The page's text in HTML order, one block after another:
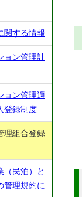
関する情報
ョン管理計
ョン管理適
登録制度
理組合登録
（民泊）と
管理規約に